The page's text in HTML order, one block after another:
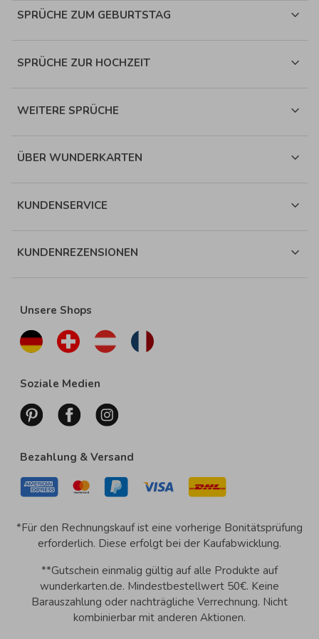
SPRÜCHE ZUM GEBURTSTAG
SPRÜCHE ZUR HOCHZEIT
WEITERE SPRÜCHE
ÜBER WUNDERKARTEN
KUNDENSERVICE
KUNDENREZENSIONEN
Unsere Shops
Soziale Medien
Bezahlung & Versand
*Für den Rechnungskauf ist eine vorherige Bonitätsprüfung
erforderlich. Diese erfolgt bei der Kaufabwicklung.
**Gutschein einmalig gültig auf alle Produkte auf
wunderkarten.de. Mindestbestellwert 50€. Keine
Barauszahlung oder nachträgliche Verrechnung. Nicht
kombinierbar mit anderen Aktionen.